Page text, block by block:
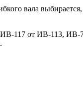
вала
117 от ИВ-113,